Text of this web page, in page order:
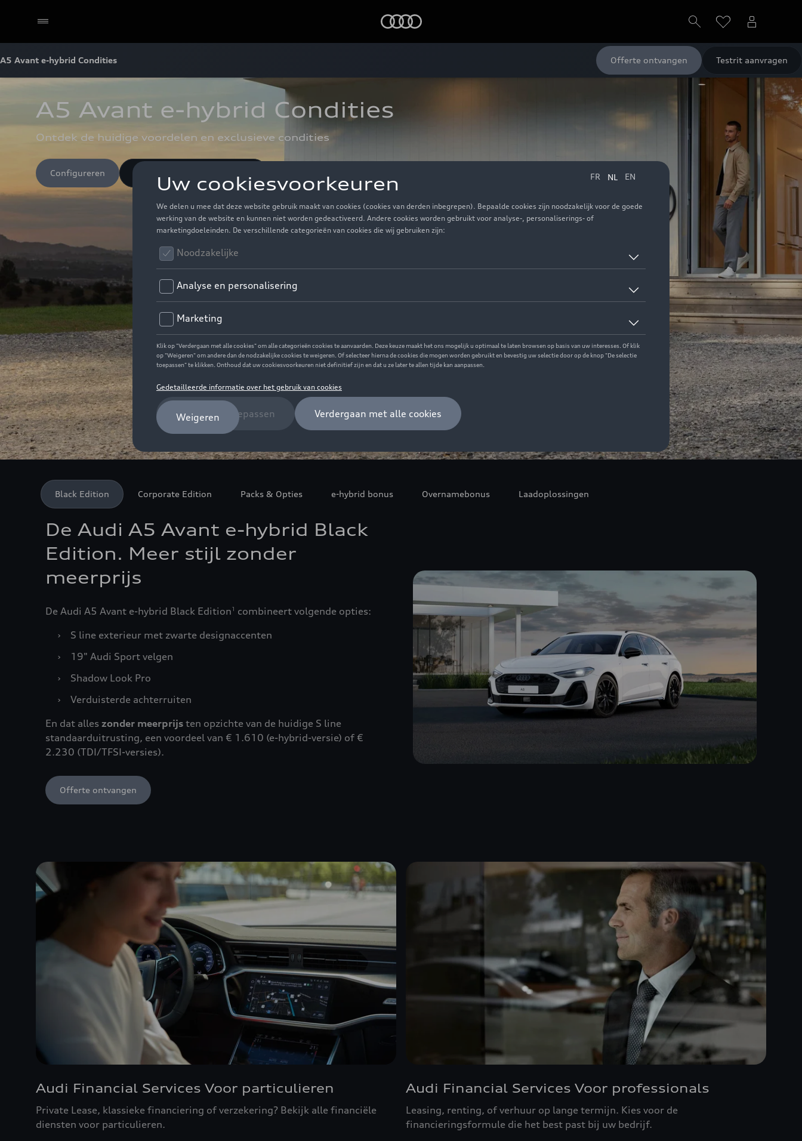
A5 Avant e-hybrid Condities Offerte ontvangen Testrit aanvragen
A5 Avant e-hybrid Condities
Ontdek de huidige voordelen en exclusieve condities
Configureren
Black Edition Corporate Edition Packs & Opties e-hybrid bonus Overnamebonus Laadoplossingen
De Audi A5 Avant e-hybrid Black
Edition. Meer stijl zonder
meerprijs
De Audi A5 Avant e-hybrid Black Edition1
combineert volgende opties:
›
S line exterieur met zwarte designaccenten
›
19" Audi Sport velgen
›
Shadow Look Pro
›
Verduisterde achterruiten
En dat alles zonder meerprijs ten opzichte van de huidige S line
standaarduitrusting, een voordeel van € 1.610 (e-hybrid-versie) of €
2.230 (TDI/TFSI-versies).
Offerte ontvangen
Audi Financial Services Voor particulieren
Private Lease, klassieke financiering of verzekering? Bekijk alle financiële
diensten voor particulieren.
Audi Financial Services Voor professionals
Leasing, renting, of verhuur op lange termijn. Kies voor de
financieringsformule die het best past bij uw bedrijf.